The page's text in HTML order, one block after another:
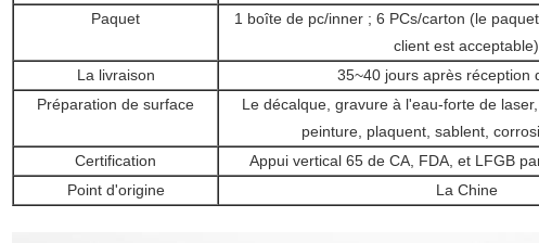
Paquet
1 boîte de pc/inner ; 6 PCs/carton (le
client est acceptable)
La livraison
35~40 jours après réception
Préparation de surface
Le décalque, gravure à l'eau-forte de
peinture, plaquent, sablent,
Certification
Appui vertical 65 de CA, FDA, et LFGB
Point d'origine
La Chine